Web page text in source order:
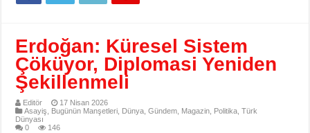
Erdoğan: Küresel Sistem
Çöküyor, Diplomasi Yeniden
Şekillenmeli
Editör
17 Nisan 2026
Asayiş
Bugünün Manşetleri Dünya ,Gündem Magazin Politika ,Türk
Dünyası
0
146